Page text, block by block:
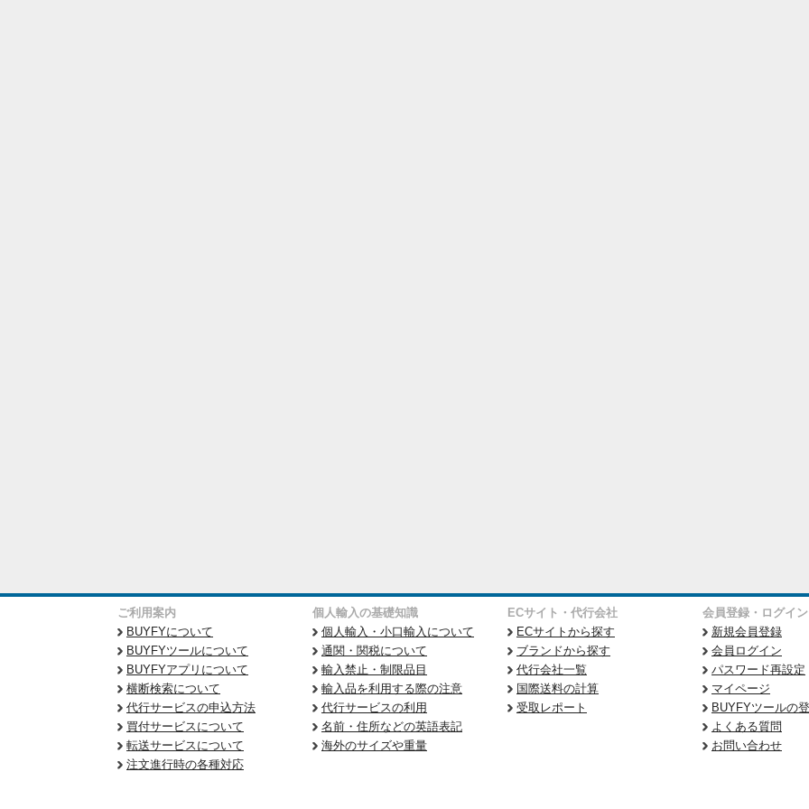
ご利用案内
BUYFYについて
BUYFYツールについて
BUYFYアプリについて
横断検索について
代行サービスの申込方法
買付サービスについて
転送サービスについて
注文進行時の各種対応
個人輸入の基礎知識
個人輸入・小口輸入について
通関・関税について
輸入禁止・制限品目
輸入品を利用する際の注意
代行サービスの利用
名前・住所などの英語表記
海外のサイズや重量
ECサイト・代行会社
ECサイトから探す
ブランドから探す
代行会社一覧
国際送料の計算
受取レポート
会員登録・ログイン
新規会員登録
会員ログイン
パスワード再設定
マイページ
BUYFYツールの
よくある質問
お問い合わせ